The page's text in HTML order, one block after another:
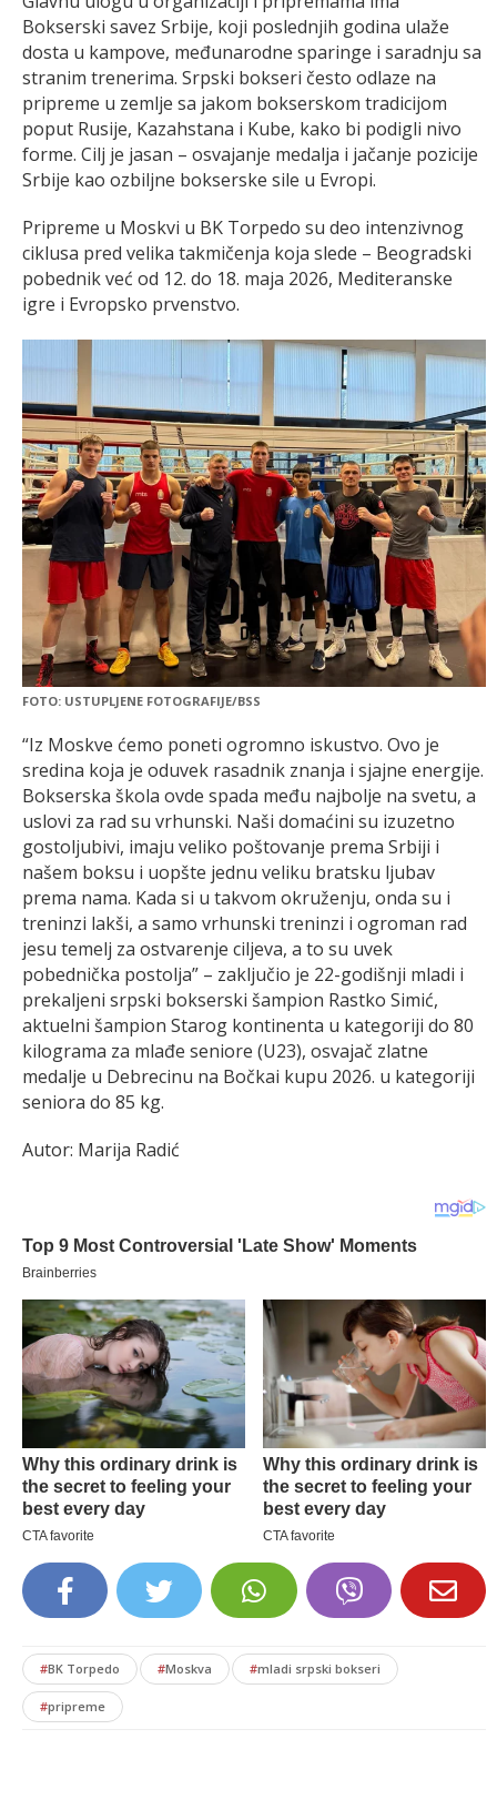
Bokserski savez Srbije, koji poslednjih godina ulaže
dosta u kampove, međunarodne sparinge i saradnju sa
stranim trenerima. Srpski bokseri često odlaze na
pripreme u zemlje sa jakom bokserskom tradicijom
poput Rusije, Kazahstana i Kube, kako bi podigli nivo
forme. Cilj je jasan – osvajanje medalja i jačanje pozicije
Srbije kao ozbiljne bokserske sile u Evropi.
Pripreme u Moskvi u BK Torpedo su deo intenzivnog
ciklusa pred velika takmičenja koja slede – Beogradski
pobednik već od 12. do 18. maja 2026, Mediteranske
igre i Evropsko prvenstvo.
FOTO: USTUPLJENE FOTOGRAFIJE/BSS
“Iz Moskve ćemo poneti ogromno iskustvo. Ovo je
sredina koja je oduvek rasadnik znanja i sjajne energije.
Bokserska škola ovde spada među najbolje na svetu, a
uslovi za rad su vrhunski. Naši domaćini su izuzetno
gostoljubivi, imaju veliko poštovanje prema Srbiji i
našem boksu i uopšte jednu veliku bratsku ljubav
prema nama. Kada si u takvom okruženju, onda su i
treninzi lakši, a samo vrhunski treninzi i ogroman rad
jesu temelj za ostvarenje ciljeva, a to su uvek
pobednička postolja” – zaključio je 22-godišnji mladi i
prekaljeni srpski bokserski šampion Rastko Simić,
aktuelni šampion Starog kontinenta u kategoriji do 80
kilograma za mlađe seniore (U23), osvajač zlatne
medalje u Debrecinu na Bočkai kupu 2026. u kategoriji
seniora do 85 kg.
Autor: Marija Radić
#BK Torpedo #Moskva #mladi srpski bokseri
#pripreme